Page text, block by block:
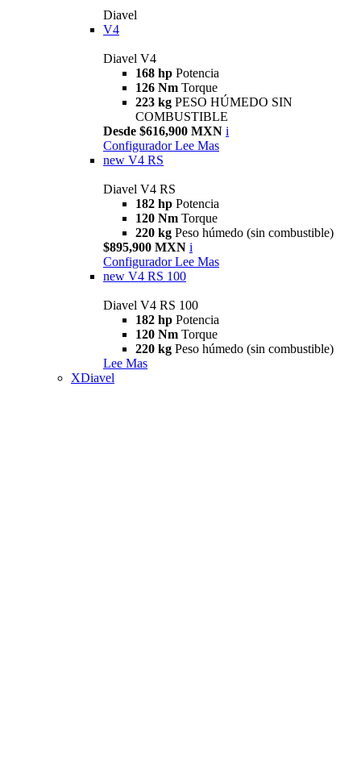
Diavel
V4
Diavel V4
168 hp Potencia
126 Nm Torque
223 kg PESO HÚMEDO SIN
COMBUSTIBLE
Desde $616,900 MXN i
Configurador Lee Mas
new V4 RS
Diavel V4 RS
182 hp Potencia
120 Nm Torque
220 kg Peso húmedo (sin combustible)
$895,900 MXN i
Configurador Lee Mas
new V4 RS 100
Diavel V4 RS 100
182 hp Potencia
120 Nm Torque
220 kg Peso húmedo (sin combustible)
Lee Mas
XDiavel